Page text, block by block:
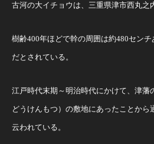
古河の大イチョウは、三重県津市西丸之
樹齢400年ほどで幹の周囲は約480センチ
だとされている。
江戸時代末期～明治時代にかけて、津藩
どうけんもつ）の敷地にあったことから
云われている。